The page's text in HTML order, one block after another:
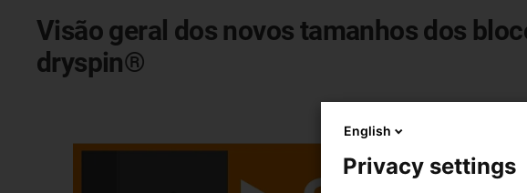
Visão geral dos novos tamanhos dos
dryspin®
English
Privacy settings